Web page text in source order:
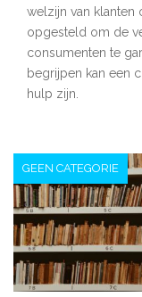
welzijn van klanten
opgesteld om de
consumenten te
begrijpen kan een
hulp zijn.
GEEN CATEGORIE